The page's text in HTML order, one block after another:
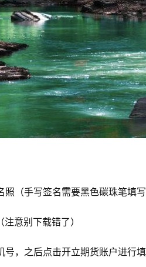
手写签名需要黑色碳珠笔填写
意别下载错了）
之后点击开立期货账户进行填